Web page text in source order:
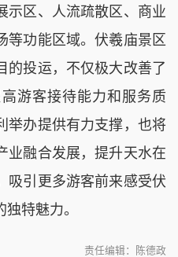
示区、人流疏散区、商业
等功能区域。伏羲庙景区
的投运，不仅极大改善了
游客接待能力和服务质
举办提供有力支撑，也将
业融合发展，提升天水在
吸引更多游客前来感受伏
特魅力。
责任编辑：陈德政